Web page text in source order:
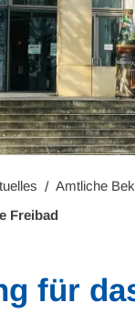
Amtliche
Freibad
für